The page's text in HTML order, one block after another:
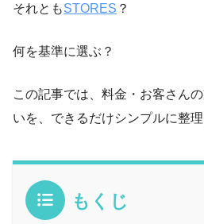
それともSTORES ？
何を基準に選ぶ？
この記事では、料金・お客さん
いを、できるだけシンプルに整理
もくじ